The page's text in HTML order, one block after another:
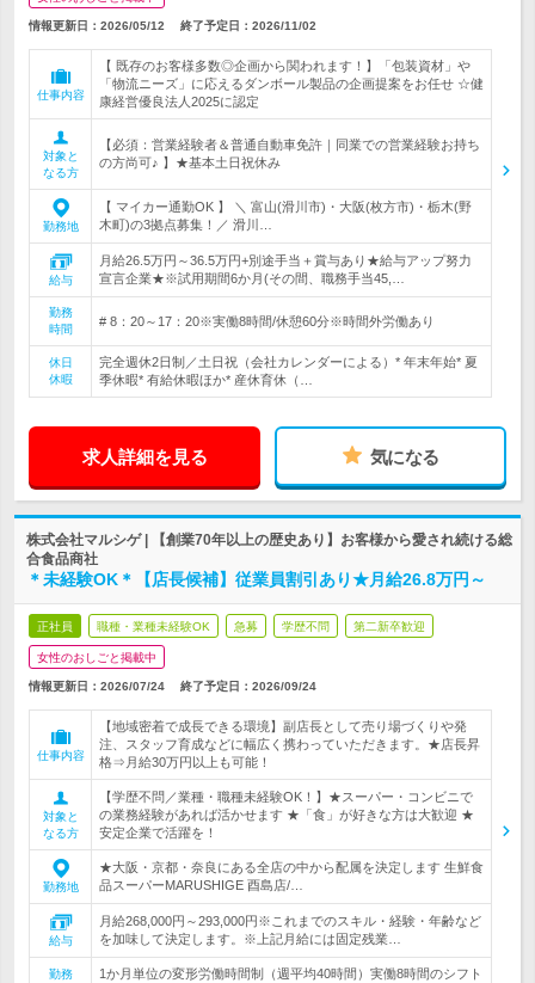
情報更新日：2026/05/12 終了予定日： 2026/11/02
仕事内容
【 既存のお客様多数◎企画から関われます！】「包装資材」や
「物流ニーズ」に応えるダンボール製品の企画提案をお任せ ☆健
康経営優良法人2025に認定
対象と
なる方
【必須：営業経験者＆普通自動車免許｜同業での営業経験お持ち
の方尚可♪ 】★基本土日祝休み
勤務地
【 マイカー通勤OK 】 ＼ 富山(滑川市)・大阪(枚方市)・栃木(野
木町)の3拠点募集！／ 滑川…
給与
月給26.5万円～36.5万円+別途手当＋賞与あり★給与アップ努力
宣言企業★※試用期間6か月(その間、職務手当45,…
勤務
時間
# 8：20～17：20※実働8時間/休憩60分※時間外労働あり
休日
休暇
完全週休2日制／土日祝（会社カレンダーによる）* 年末年始* 夏
季休暇* 有給休暇ほか* 産休育休（…
求人詳細を見る 気になる
株式会社マルシゲ | 【創業70年以上の歴史あり】お客様から愛され続ける総
合食品商社
＊未経験OK＊【店長候補】従業員割引あり★月給26.8万円～
正社員 職種・業種未経験OK 急募 学歴不問 第二新卒歓迎
女性のおしごと掲載中
情報更新日：2026/07/24 終了予定日： 2026/09/24
仕事内容
【地域密着で成長できる環境】副店長として売り場づくりや発
注、スタッフ育成などに幅広く携わっていただきます。★店長昇
格⇒月給30万円以上も可能！
対象と
なる方
【学歴不問／業種・職種未経験OK！】★スーパー・コンビニで
の業務経験があれば活かせます ★「食」が好きな方は大歓迎 ★
安定企業で活躍を！
勤務地
★大阪・京都・奈良にある全店の中から配属を決定します 生鮮食
品スーパーMARUSHIGE 酉島店/…
給与
月給268,000円～293,000円※これまでのスキル・経験・年齢など
を加味して決定します。※上記月給には固定残業…
勤務
1か月単位の変形労働時間制（週平均40時間）実働8時間のシフト